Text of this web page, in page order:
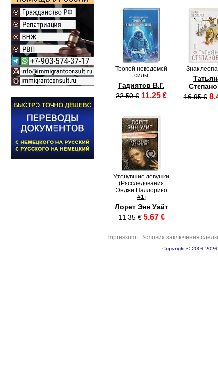
Тропой неведомой
силы
Гадиятов В.Г.
22.50 € 11.25 €
Знак
16.95 €
Утонувшие девушки
(Расследования
Энджи Паллорино
#1)
Лорет Энн Уайт
11.35 € 5.67 €
Impressum Условия заключения
Copyright © 2006-